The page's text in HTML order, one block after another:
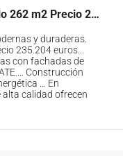
Casas prefabricadas Soria modelo 262 m2 Precio 235.204 euros
y duraderas.
235.204 euros...
con fachadas de
Construcción
... En
alta calidad ofrecen